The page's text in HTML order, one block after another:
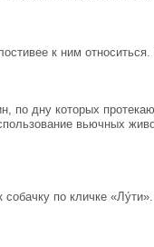
к ним
по дну которых
вьючных
по кличке